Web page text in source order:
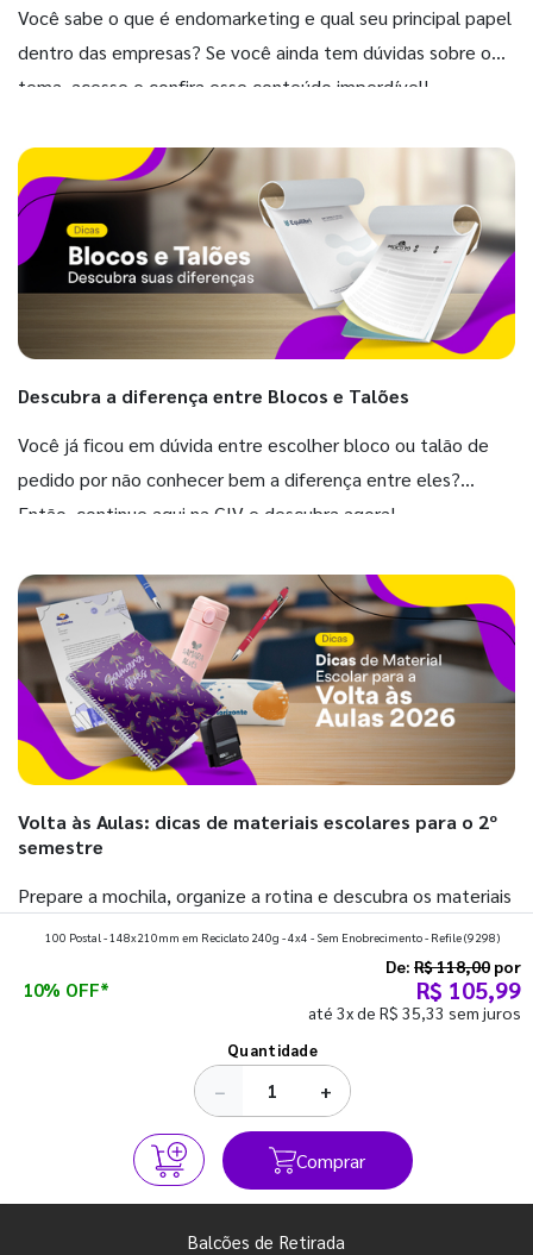
Você sabe o que é endomarketing e qual seu principal papel
dentro das empresas? Se você ainda tem dúvidas sobre o
tema, acesse e confira esse conteúdo imperdível!
Descubra a diferença entre Blocos e Talões
Você já ficou em dúvida entre escolher bloco ou talão de
pedido por não conhecer bem a diferença entre eles?
Então, continue aqui na GIV e descubra agora!
Volta às Aulas: dicas de materiais escolares para o 2º
semestre
Prepare a mochila, organize a rotina e descubra os materiais
que fazem toda diferença para começar o segundo
100 Postal - 148x210mm em Reciclato 240g - 4x4 - Sem Enobrecimento - Refile(9298)
10% OFF*
De: R$ 118,00 por
R$ 105,99
até 3x de R$ 35,33 sem juros
Quantidade
− +
Comprar
Balcões de Retirada